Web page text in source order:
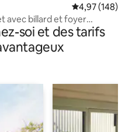
Évaluation
4,97 (148)
avec billard et foyer
soi et des tarifs